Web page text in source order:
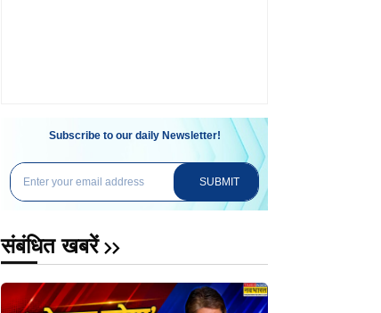
Subscribe to our daily Newsletter!
SUBMIT
संबंधित खबरें